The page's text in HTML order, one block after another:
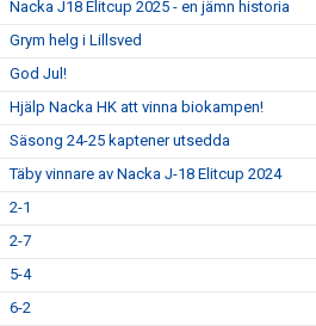
Nacka J18 Elitcup 2025 - en jämn historia
Grym helg i Lillsved
God Jul!
Hjälp Nacka HK att vinna biokampen!
Säsong 24-25 kaptener utsedda
Täby vinnare av Nacka J-18 Elitcup 2024
2-1
2-7
5-4
6-2